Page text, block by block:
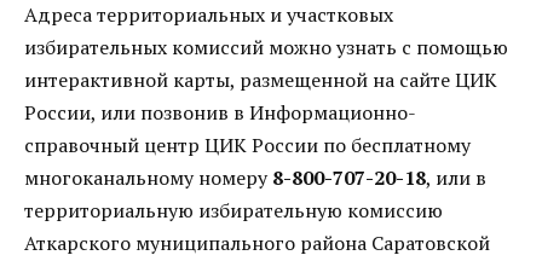
Адреса территориальных и участковых
избирательных комиссий можно узнать с помощью
интерактивной карты, размещенной на сайте ЦИК
России, или позвонив в Информационно-
справочный центр ЦИК России по бесплатному
многоканальному номеру8-800-707-20-18, или в
территориальную избирательную комиссию
Аткарского муниципального района Саратовской